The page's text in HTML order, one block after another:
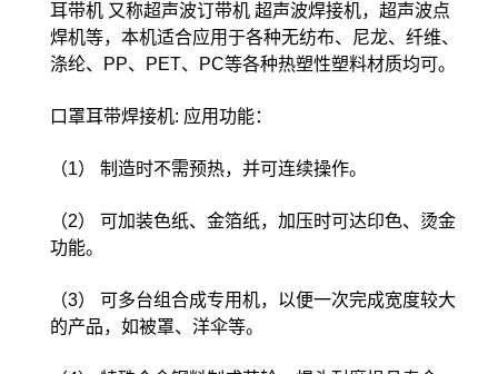
耳带机 又称超声波订带机 超声波焊接机，超声波点
焊机等，本机适合应用于各种无纺布、尼龙、纤维、
涤纶、PP、PET、PC等各种热塑性塑料材质均可。
口罩耳带焊接机: 应用功能：
（1） 制造时不需预热，并可连续操作。
（2） 可加装色纸、金箔纸，加压时可达印色、烫金
功能。
（3） 可多台组合成专用机，以便一次完成宽度较大
的产品，如被罩、洋伞等。